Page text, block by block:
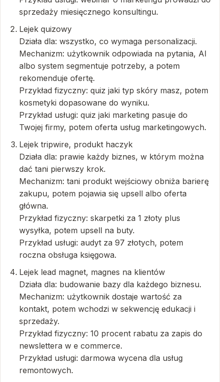
sprzedaży miesięcznego konsultingu.
Lejek quizowy
Działa dla: wszystko, co wymaga personalizacji.
Mechanizm: użytkownik odpowiada na pytania, AI
albo system segmentuje potrzeby, a potem
rekomenduje ofertę.
Przykład fizyczny: quiz jaki typ skóry masz, potem
kosmetyki dopasowane do wyniku.
Przykład usługi: quiz jaki marketing pasuje do
Twojej firmy, potem oferta usług marketingowych.
Lejek tripwire, produkt haczyk
Działa dla: prawie każdy biznes, w którym można
dać tani pierwszy krok.
Mechanizm: tani produkt wejściowy obniża barierę
zakupu, potem pojawia się upsell albo oferta
główna.
Przykład fizyczny: skarpetki za 1 złoty plus
wysyłka, potem upsell na buty.
Przykład usługi: audyt za 97 złotych, potem
roczna obsługa księgowa.
Lejek lead magnet, magnes na klientów
Działa dla: budowanie bazy dla każdego biznesu.
Mechanizm: użytkownik dostaje wartość za
kontakt, potem wchodzi w sekwencję edukacji i
sprzedaży.
Przykład fizyczny: 10 procent rabatu za zapis do
newslettera w e commerce.
Przykład usługi: darmowa wycena dla usług
remontowych.